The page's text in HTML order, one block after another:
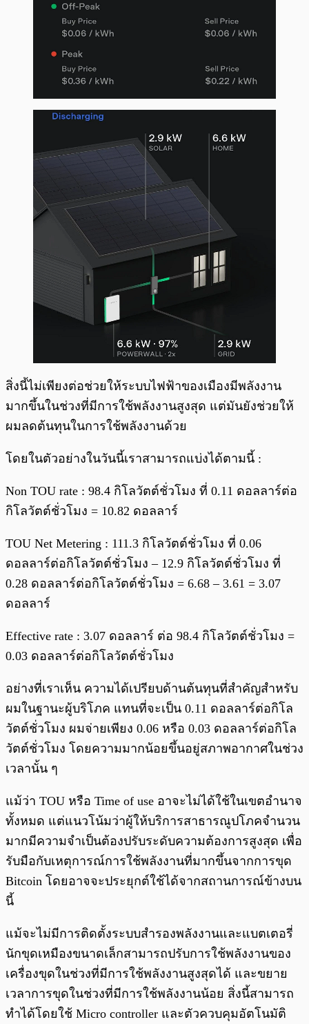
สิ่งนี้ไม่เพียงต่อช่วยให้ระบบไฟฟ้าของเมืองมีพลังงาน
มากขึ้นในช่วงที่มีการใช้พลังงานสูงสุด แต่มันยังช่วยให้
ผมลดต้นทุนในการใช้พลังงานด้วย
โดยในตัวอย่างในวันนี้เราสามารถแบ่งได้ตามนี้ :
Non TOU rate : 98.4 กิโลวัตต์ชั่วโมง ที่ 0.11 ดอลลาร์ต่อ
กิโลวัตต์ชั่วโมง = 10.82 ดอลลาร์
TOU Net Metering : 111.3 กิโลวัตต์ชั่วโมง ที่ 0.06
ดอลลาร์ต่อกิโลวัตต์ชั่วโมง – 12.9 กิโลวัตต์ชั่วโมง ที่
0.28 ดอลลาร์ต่อกิโลวัตต์ชั่วโมง = 6.68 – 3.61 = 3.07
ดอลลาร์
Effective rate : 3.07 ดอลลาร์ ต่อ 98.4 กิโลวัตต์ชั่วโมง =
0.03 ดอลลาร์ต่อกิโลวัตต์ชั่วโมง
อย่างที่เราเห็น ความได้เปรียบด้านต้นทุนที่สำคัญสำหรับ
ผมในฐานะผู้บริโภค แทนที่จะเป็น 0.11 ดอลลาร์ต่อกิโล
วัตต์ชั่วโมง ผมจ่ายเพียง 0.06 หรือ 0.03 ดอลลาร์ต่อกิโล
วัตต์ชั่วโมง โดยความมากน้อยขึ้นอยู่สภาพอากาศในช่วง
เวลานั้น ๆ
แม้ว่า TOU หรือ Time of use อาจะไม่ได้ใช้ในเขตอำนาจ
ทั้งหมด แต่แนวโน้มว่าผู้ให้บริการสาธารณูปโภคจำนวน
มากมีความจำเป็นต้องปรับระดับความต้องการสูงสุด เพื่อ
รับมือกับเหตุการณ์การใช้พลังงานที่มากขึ้นจากการขุด
Bitcoin โดยอาจจะประยุกต์ใช้ได้จากสถานการณ์ข้างบน
นี้
แม้จะไม่มีการติดตั้งระบบสำรองพลังงานและแบตเตอรี่
นักขุดเหมืองขนาดเล็กสามารถปรับการใช้พลังงานของ
เครื่องขุดในช่วงที่มีการใช้พลังงานสูงสุดได้ และขยาย
เวลาการขุดในช่วงที่มีการใช้พลังงานน้อย สิ่งนี้สามารถ
ทำได้โดยใช้ Micro controller และตัวควบคุมอัตโนมัติ